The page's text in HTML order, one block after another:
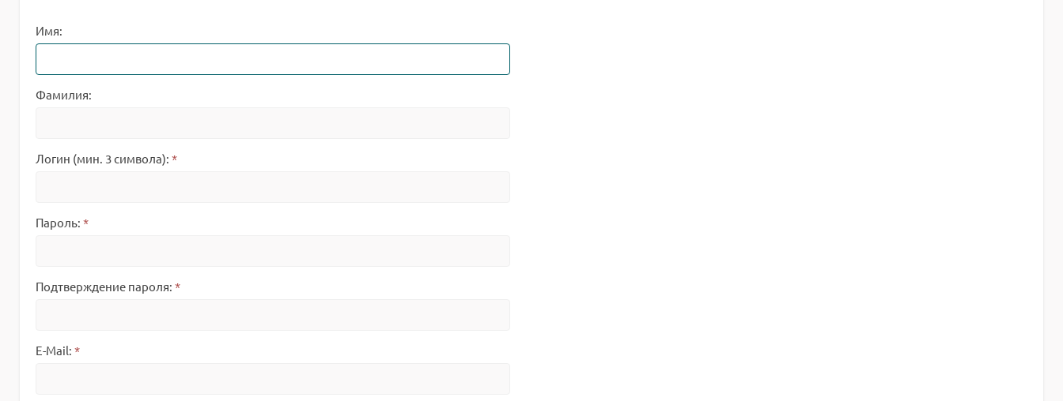
Имя:
Фамилия:
Логин (мин. 3 символа): *
Пароль: *
Подтверждение пароля: *
E-Mail: *